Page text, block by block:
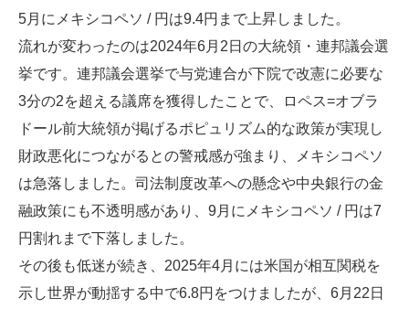
5月にメキシコペソ / 円は9.4円まで上昇しました。
流れが変わったのは2024年6月2日の大統領・連邦議会選
挙です。連邦議会選挙で与党連合が下院で改憲に必要な
3分の2を超える議席を獲得したことで、ロペス=オブラ
ドール前大統領が掲げるポピュリズム的な政策が実現し
財政悪化につながるとの警戒感が強まり、メキシコペソ
は急落しました。司法制度改革への懸念や中央銀行の金
融政策にも不透明感があり、9月にメキシコペソ / 円は7
円割れまで下落しました。
その後も低迷が続き、2025年4月には米国が相互関税を
示し世界が動揺する中で6.8円をつけましたが、6月22日